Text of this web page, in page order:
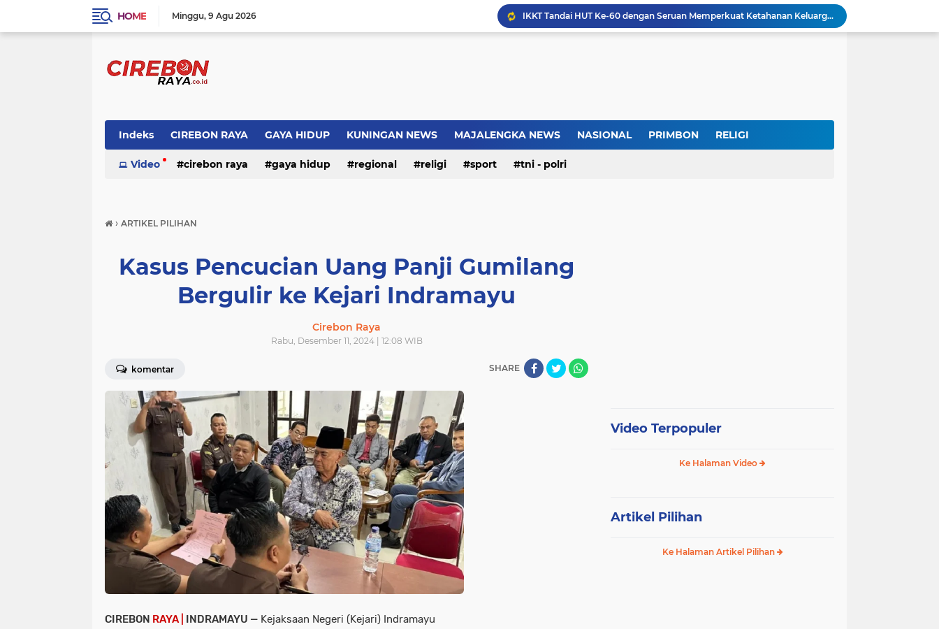
HOME Minggu 9 Agu 2026
IKKT Tandai HUT Ke-60 dengan Seruan Memperkuat Ketahanan Keluarga TNI
Warga Somogede Bersatu Selamatkan Generasi Muda
Jokowi Nilai GBRAN Punya Potensi Jadi Organisasi yang Kuat
Indeks CIREBON RAYA GAYA HIDUP KUNINGAN NEWS MAJALENGKA NEWS NASIONAL PRIMBON RELIGI
Video cirebon raya gaya hidup regional religi sport tni - polri
› ARTIKEL PILIHAN
Kasus Pencucian Uang Panji Gumilang
Bergulir ke Kejari Indramayu
Cirebon Raya
Rabu, Desember 11, 2024 | 12:08 WIB
komentar SHARE
CIREBON RAYA | INDRAMAYU — Kejaksaan Negeri (Kejari) Indramayu
Video Terpopuler
Ke Halaman Video
Artikel Pilihan
Ke Halaman Artikel Pilihan